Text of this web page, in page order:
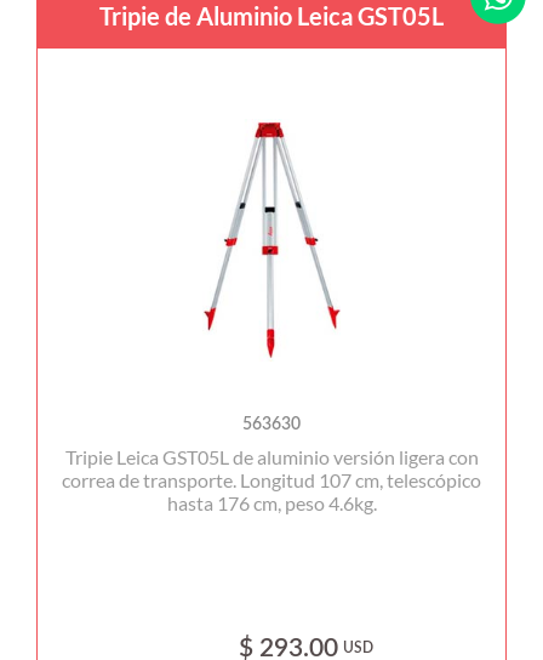
Tripie de Aluminio Leica GST05L
563630
Tripie Leica GST05L de aluminio versión ligera con
correa de transporte. Longitud 107 cm, telescópico
hasta 176 cm, peso 4.6kg.
$ 293.00 USD